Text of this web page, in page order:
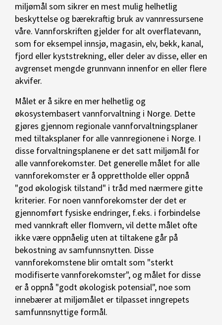
miljømål som sikrer en mest mulig helhetlig
beskyttelse og bærekraftig bruk av vannressursene
våre. Vannforskriften gjelder for alt overflatevann,
som for eksempel innsjø, magasin, elv, bekk, kanal,
fjord eller kyststrekning, eller deler av disse, eller en
avgrenset mengde grunnvann innenfor en eller flere
akvifer.
Målet er å sikre en mer helhetlig og
økosystembasert vannforvaltning i Norge. Dette
gjøres gjennom regionale vannforvaltningsplaner
med tiltaksplaner for alle vannregionene i Norge. I
disse forvaltningsplanene er det satt miljømål for
alle vannforekomster. Det generelle målet for alle
vannforekomster er å opprettholde eller oppnå
"god økologisk tilstand" i tråd med nærmere gitte
kriterier. For noen vannforekomster der det er
gjennomført fysiske endringer, f.eks. i forbindelse
med vannkraft eller flomvern, vil dette målet ofte
ikke være oppnåelig uten at tiltakene går på
bekostning av samfunnsnytten. Disse
vannforekomstene blir omtalt som "sterkt
modifiserte vannforekomster", og målet for disse
er å oppnå "godt økologisk potensial", noe som
innebærer at miljømålet er tilpasset inngrepets
samfunnsnyttige formål.